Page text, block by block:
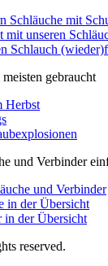
Schläuche mit
unseren
Schlauch
gebraucht
Herbst
und Verbinder
und Verbinder
in der Übersicht
in der Übersicht
reserved.